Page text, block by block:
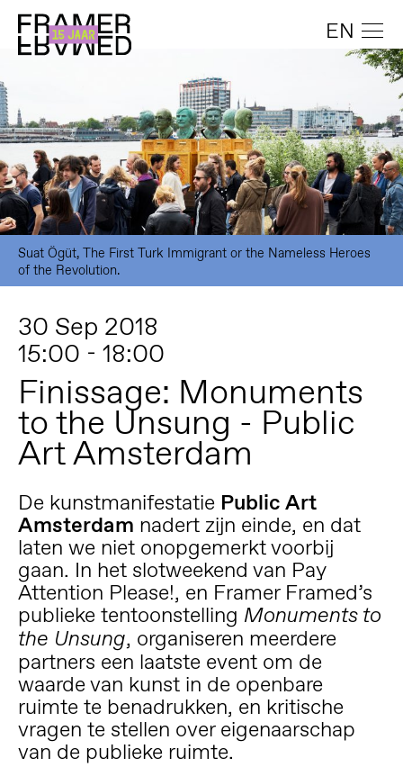
EN
Suat Ögüt, The First Turk Immigrant or the Nameless Heroes
of the Revolution.
30 Sep 2018
15:00 - 18:00
Finissage: Monuments
to the Unsung - Public
Art Amsterdam
De kunstmanifestatie Public Art
Amsterdam nadert zijn einde, en dat
laten we niet onopgemerkt voorbij
gaan. In het slotweekend van Pay
Attention Please!, en Framer Framed’s
publieke tentoonstelling Monuments to
the Unsung, organiseren meerdere
partners een laatste event om de
waarde van kunst in de openbare
ruimte te benadrukken, en kritische
vragen te stellen over eigenaarschap
van de publieke ruimte.